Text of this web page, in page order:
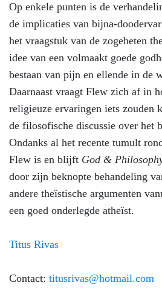
Op enkele punten is de
de implicaties van bijna-
het vraagstuk van de zogeheten
idee van een volmaakt goede
bestaan van pijn en ellende in de
Daarnaast vraagt Flew zich af in
religieuze ervaringen iets zouden
de filosofische discussie over het
Ondanks al het recente tumult
Flew is en blijft God &
door zijn beknopte behandeling
andere theïstische argumenten
een goed onderlegde atheïst.
Titus Rivas
Contact: titusrivas@hotmail.com